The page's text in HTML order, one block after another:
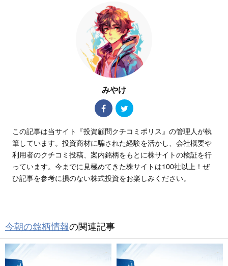
みやけ
この記事は当サイト『投資顧問クチコミポリス』の管理人が執
筆しています。投資商材に騙された経験を活かし、会社概要や
利用者のクチコミ投稿、案内銘柄をもとに株サイトの検証を行
っています。今までに見極めてきた株サイトは100社以上！ぜ
ひ記事を参考に損のない株式投資をお楽しみください。
今朝の銘柄情報の関連記事